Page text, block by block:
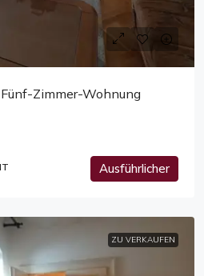
Zimmer-Wohnung
Ausführlicher
ZU VERKAUFEN